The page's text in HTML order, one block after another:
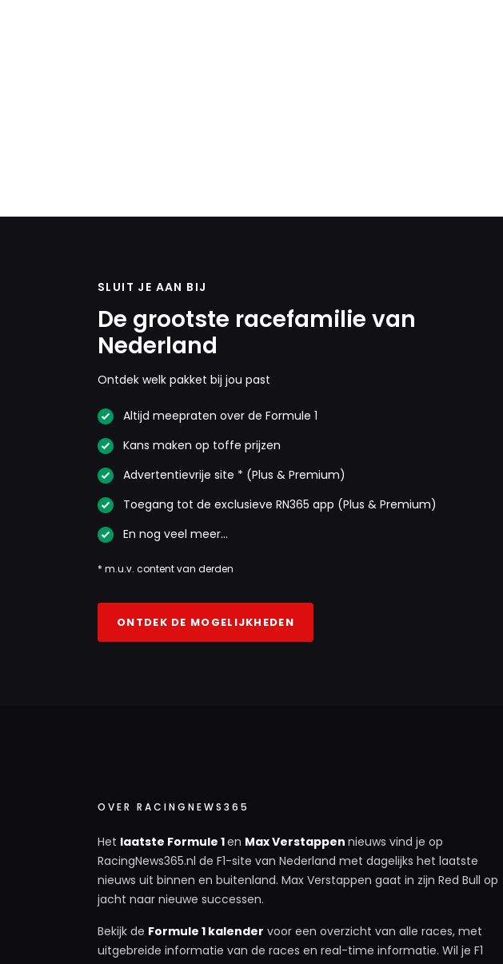
SLUIT JE AAN BIJ
De grootste racefamilie van
Nederland
Ontdek welk pakket bij jou past
Altijd meepraten over de Formule 1
Kans maken op toffe prijzen
Advertentievrije site * (Plus & Premium)
Toegang tot de exclusieve RN365 app (Plus & Premium)
En nog veel meer…
* m.u.v. content van derden
ONTDEK DE MOGELIJKHEDEN
OVER RACINGNEWS365
Het laatste Formule 1en Max Verstappen nieuws vind je op
RacingNews365.nl de F1-site van Nederland met dagelijks het laatste
nieuws uit binnen en buitenland. Max Verstappen gaat in zijn Red Bull op
jacht naar nieuwe successen.
Bekijk de Formule 1 kalender voor een overzicht van alle races, met
uitgebreide informatie van de races en real-time informatie. Wil je F1